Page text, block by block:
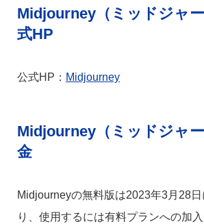
Midjourney（ミッドジャ
式HP
公式HP： Midjourney
Midjourney（ミッドジャ
金
Midjourneyの無料版は2023年3月28
り、使用するには有料プランへの加入